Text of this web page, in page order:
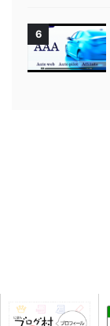
6